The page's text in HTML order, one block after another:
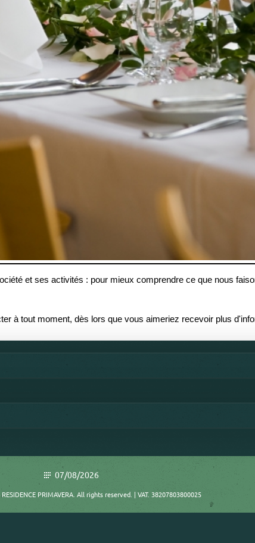
et ses activités : pour mieux comprendre ce que nous
à tout moment, dès lors que vous aimeriez recevoir plus
07/08/2026
PRIMAVERA. All rights reserved. | VAT. 38207803800025